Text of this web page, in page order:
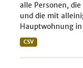
alle Personen,
und die mit
Hauptwohnung
CSV